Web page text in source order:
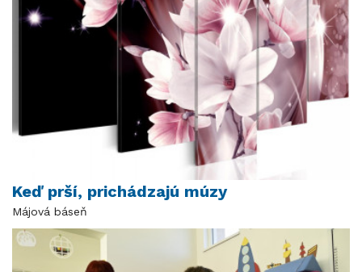
Keď prší, prichádzajú múzy
Májová báseň